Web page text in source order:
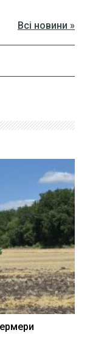
Всі новини »